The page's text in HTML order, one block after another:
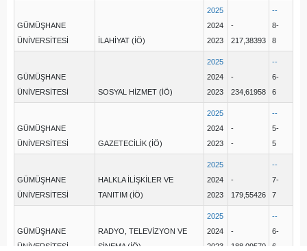
GÜMÜŞHANE
ÜNİVERSİTESİ
İLAHİYAT (İÖ)
2025
2024
2023
-
217,38393
--
8-
8
GÜMÜŞHANE
ÜNİVERSİTESİ
SOSYAL HİZMET (İÖ)
2025
2024
2023
-
234,61958
--
6-
6
GÜMÜŞHANE
ÜNİVERSİTESİ
GAZETECİLİK (İÖ)
2025
2024
2023
-
-
--
5-
5
GÜMÜŞHANE
ÜNİVERSİTESİ
HALKLA İLİŞKİLER VE
TANITIM (İÖ)
2025
2024
2023
-
179,55426
--
7-
7
GÜMÜŞHANE
ÜNİVERSİTESİ
RADYO, TELEVİZYON VE
SİNEMA (İÖ)
2025
2024
2023
-
188,09570
--
6-
6